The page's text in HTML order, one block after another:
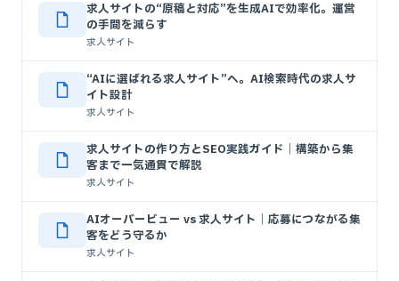
求人サイトの“原稿と対応”を生成AIで効率化。運営
の手間を減らす
求人サイト
“AIに選ばれる求人サイト”へ。AI検索時代の求人サ
イト設計
求人サイト
求人サイトの作り方とSEO実践ガイド｜構築から集
客まで一気通貫で解説
求人サイト
AIオーバービュー vs 求人サイト｜応募につながる集
客をどう守るか
求人サイト